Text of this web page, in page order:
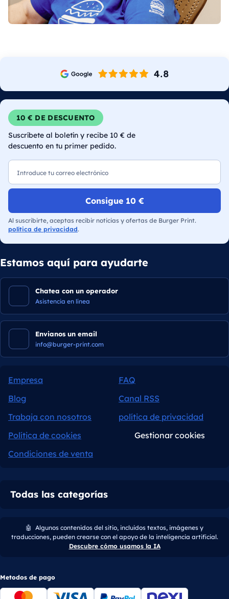
10 € DE DESCUENTO
Suscríbete al boletín y recibe 10 € de
descuento en tu primer pedido.
Consigue 10 €
Al suscribirte, aceptas recibir noticias y ofertas de Burger Print.
política de privacidad.
Estamos aquí para ayudarte
Chatea con un operador
Asistencia en línea
Envianos un email
info@burger-print.com
Empresa
FAQ
Blog
Canal RSS
Trabaja con nosotros
política de privacidad
Política de cookies
Gestionar cookies
Condiciones de venta
Todas las categorías
🤖 Algunos contenidos del sitio, incluidos textos, imágenes y
traducciones, pueden crearse con el apoyo de la inteligencia artificial.
Descubre cómo usamos la IA
Metodos de pago